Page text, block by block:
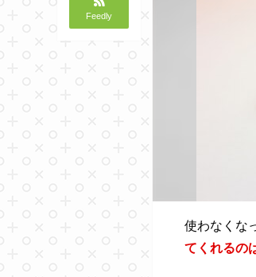
Feedly
使わなくな
てくれるの